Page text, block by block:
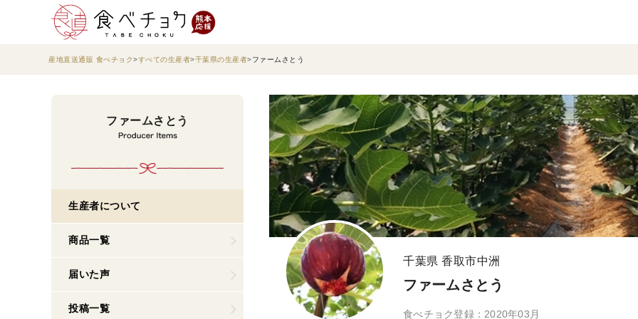
産地直送通販 食べチョク すべての生産者 千葉県の生産者 ファームさとう
千葉県 香取市中洲
ファームさとう
食べチョク登録：2020年03月
ファームさとう
生産者について
商品一覧
届いた声
投稿一覧